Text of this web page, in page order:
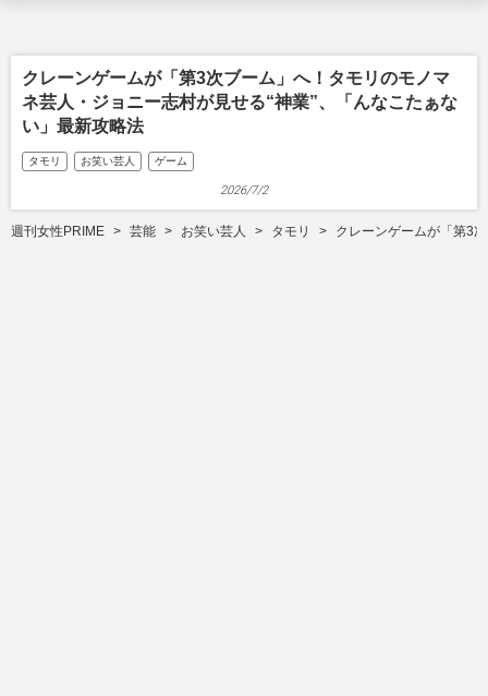
クレーンゲームが「第3次ブーム」へ！タモリのモノマ
ネ芸人・ジョニー志村が見せる“神業”、「んなこたぁな
い」最新攻略法
タモリ お笑い芸人 ゲーム
2026/7/2
週刊女性PRIME 芸能 お笑い芸人 タモリ クレーンゲームが「第3